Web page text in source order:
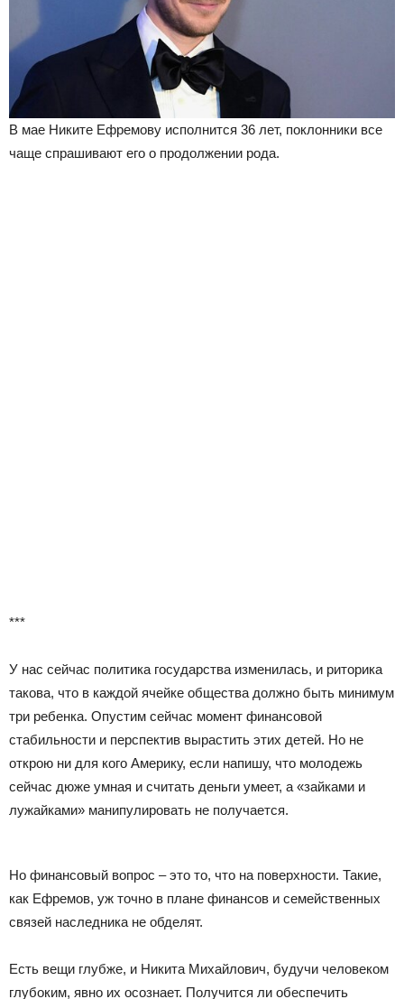
В мае Никите Ефремову исполнится 36 лет, поклонники все
чаще спрашивают его о продолжении рода.
***
У нас сейчас политика государства изменилась, и риторика
такова, что в каждой ячейке общества должно быть минимум
три ребенка. Опустим сейчас момент финансовой
стабильности и перспектив вырастить этих детей. Но не
открою ни для кого Америку, если напишу, что молодежь
сейчас дюже умная и считать деньги умеет, а «зайками и
лужайками» манипулировать не получается.
Но финансовый вопрос – это то, что на поверхности. Такие,
как Ефремов, уж точно в плане финансов и семейственных
связей наследника не обделят.
Есть вещи глубже, и Никита Михайлович, будучи человеком
глубоким, явно их осознает. Получится ли обеспечить